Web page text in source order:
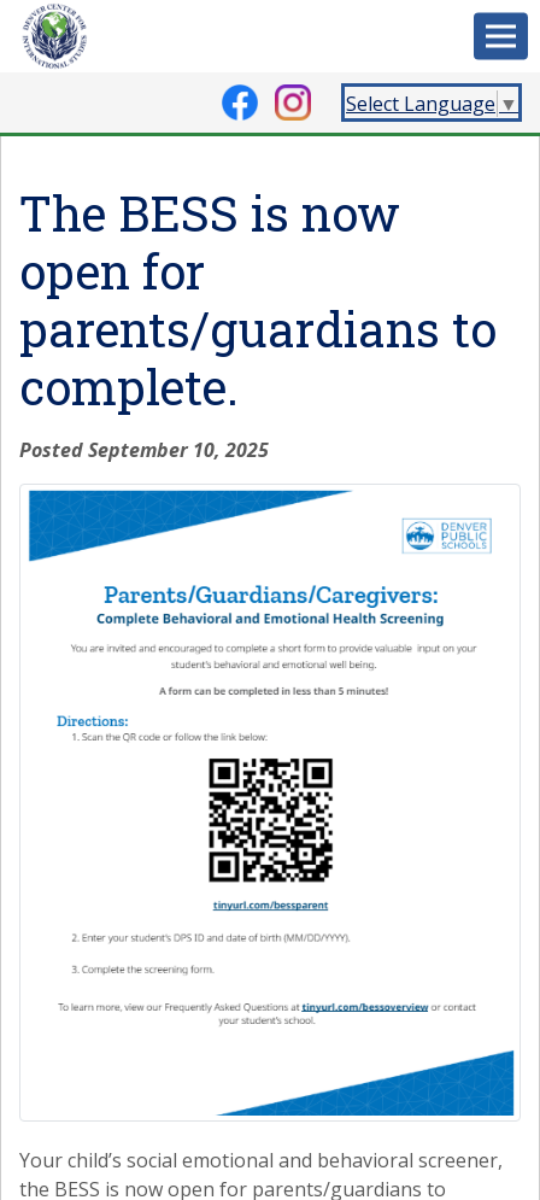
Select Language ▼
The BESS is now
open for
parents/guardians to
complete.
Posted September 10, 2025
Your child’s social emotional and behavioral screener,
the BESS is now open for parents/guardians to